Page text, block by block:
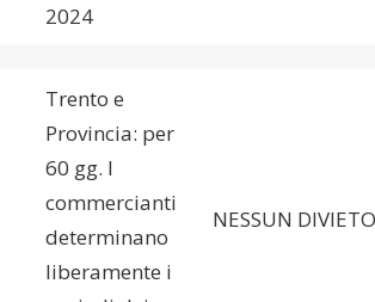
2024
Trento e
Provincia: per
60 gg. I
commercianti
determinano
liberamente i
NESSUN DIVIETO